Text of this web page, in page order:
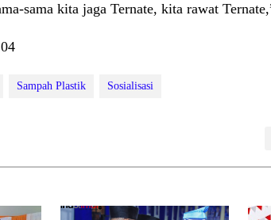
sama kita jaga Ternate, kita rawat
Sampah Plastik Sosialisasi